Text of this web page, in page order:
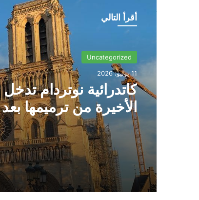
أقرأ التالي
Uncategorized
11 يوليو، 2026
كاتدرائية نوتردام
الأخيرة من ترميمها
2019